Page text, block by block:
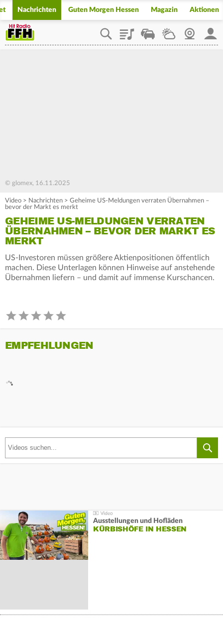
Nachrichten Guten Morgen Hessen Magazin Aktionen
PlaylistStaupilotWetterWebcam
© glomex, 16.11.2025
Video > Nachrichten > Geheime US-Meldungen verraten Übernahmen –
bevor der Markt es merkt
GEHEIME US-MELDUNGEN VERRATEN
ÜBERNAHMEN – BEVOR DER MARKT ES
MERKT
US-Investoren müssen größere Aktienpositionen öffentlich
machen. Diese Unterlagen können Hinweise auf anstehende
Übernahmen liefern – und damit auf immense Kurschancen.
EMPFEHLUNGEN
Ausstellungen und Hofläden
KÜRBISHÖFE IN HESSEN